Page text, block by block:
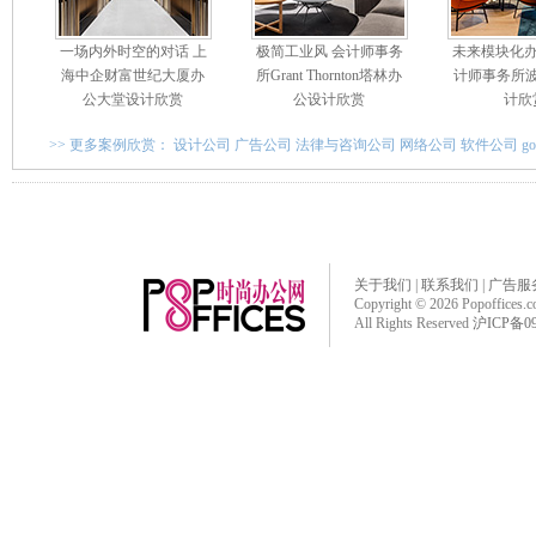
一场内外时空的对话 上
海中企财富世纪大厦办
公大堂设计欣赏
极简工业风 会计师事务
所Grant Thornton塔林办
公设计欣赏
未来模块化
计师事务所
计欣
>> 更多案例欣赏： 设计公司 广告公司 法律与咨询公司 网络公司 软件公司